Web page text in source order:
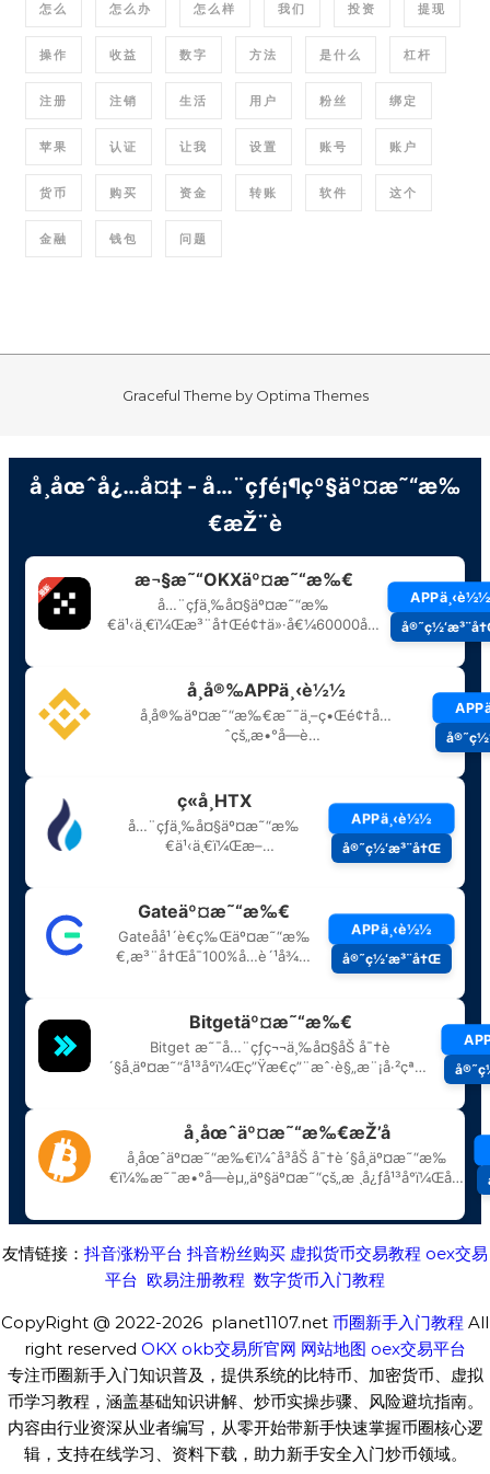
怎么 怎么办 怎么样 我们 投资 提现
操作 收益 数字 方法 是什么 杠杆
注册 注销 生活 用户 粉丝 绑定
苹果 认证 让我 设置 账号 账户
货币 购买 资金 转账 软件 这个
金融 钱包 问题
Graceful Theme by Optima Themes
友情链接： 抖音涨粉平台 抖音粉丝购买 虚拟货币交易教程 oex交易
平台 欧易注册教程 数字货币入门教程
CopyRight @ 2022-2026 planet1107.net 币圈新手入门教程 All
right reserved OKX okb交易所官网 网站地图 oex交易平台
专注币圈新手入门知识普及，提供系统的比特币、加密货币、虚拟
币学习教程，涵盖基础知识讲解、炒币实操步骤、风险避坑指南。
内容由行业资深从业者编写，从零开始带新手快速掌握币圈核心逻
辑，支持在线学习、资料下载，助力新手安全入门炒币领域。